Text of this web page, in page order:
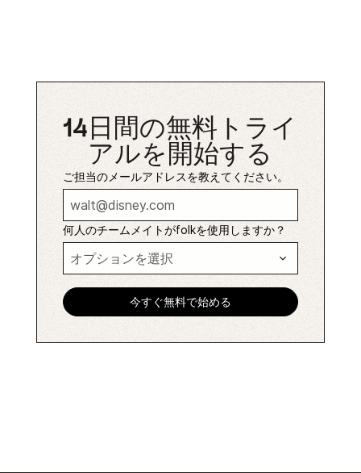
14日間の無料トライ
アルを開始する
ご担当のメールアドレスを教えてください。
何人のチームメイトがfolkを使用しますか？